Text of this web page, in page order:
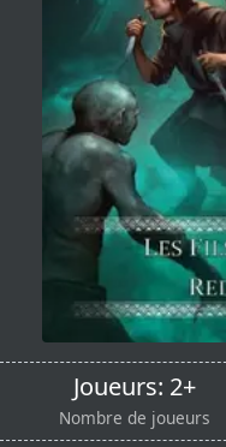
Joueurs: 2+
Nombre de joueurs